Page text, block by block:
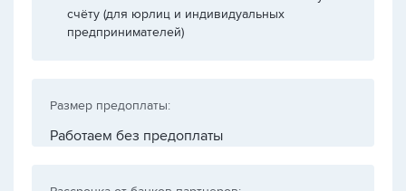
счёту (для юрлиц и индивидуальных
предпринимателей)
Размер предоплаты:
Работаем без предоплаты